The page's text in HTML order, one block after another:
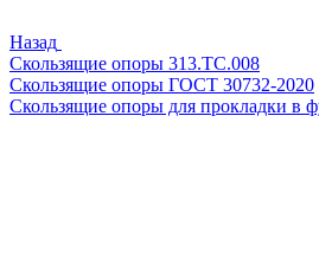
Назад
Скользящие опоры 313.ТС.008
Скользящие опоры ГОСТ 30732-2020
Скользящие опоры для прокладки в